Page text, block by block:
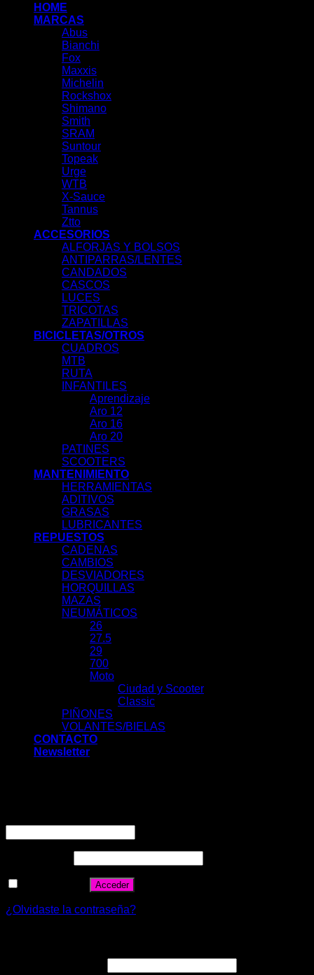
HOME
MARCAS
Abus
Bianchi
Fox
Maxxis
Michelin
Rockshox
Shimano
Smith
SRAM
Suntour
Topeak
Urge
WTB
X-Sauce
Tannus
Ztto
ACCESORIOS
ALFORJAS Y BOLSOS
ANTIPARRAS/LENTES
CANDADOS
CASCOS
LUCES
TRICOTAS
ZAPATILLAS
BICICLETAS/OTROS
CUADROS
MTB
RUTA
INFANTILES
Aprendizaje
Aro 12
Aro 16
Aro 20
PATINES
SCOOTERS
MANTENIMIENTO
HERRAMIENTAS
ADITIVOS
GRASAS
LUBRICANTES
REPUESTOS
CADENAS
CAMBIOS
DESVIADORES
HORQUILLAS
MAZAS
NEUMÁTICOS
26
27.5
29
700
Moto
Ciudad y Scooter
Classic
PIÑONES
VOLANTES/BIELAS
CONTACTO
Newsletter
Acceder
¿Olvidaste la contraseña?